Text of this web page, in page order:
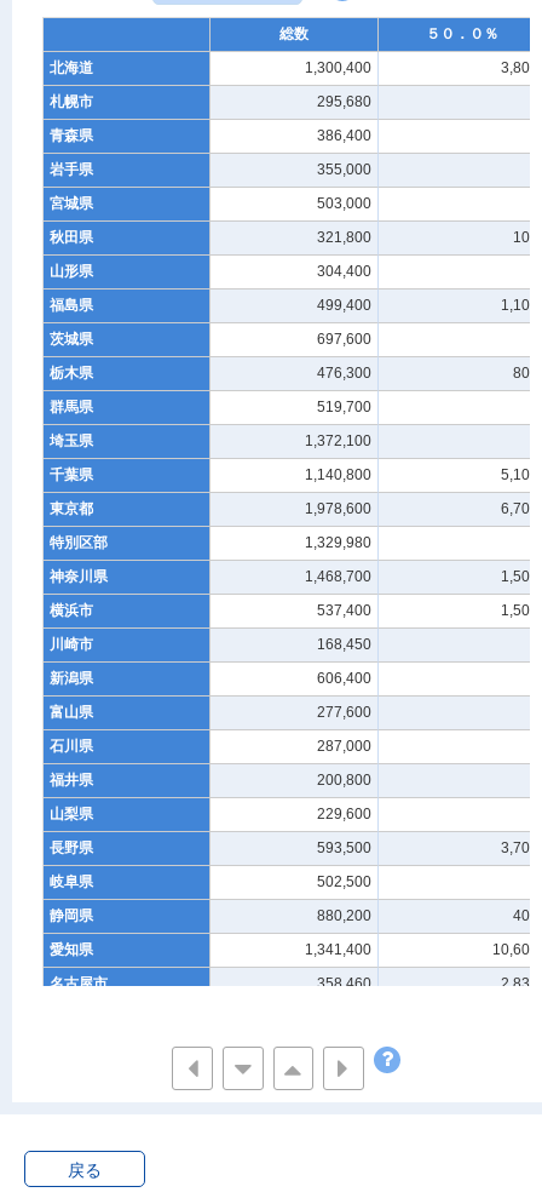
総数
５０．０％
北海道
1,300,400
3,800
札幌市
295,680
青森県
386,400
岩手県
355,000
宮城県
503,000
秋田県
321,800
100
山形県
304,400
福島県
499,400
1,100
茨城県
697,600
栃木県
476,300
800
群馬県
519,700
埼玉県
1,372,100
千葉県
1,140,800
5,100
東京都
1,978,600
6,700
特別区部
1,329,980
神奈川県
1,468,700
1,500
横浜市
537,400
1,500
川崎市
168,450
新潟県
606,400
富山県
277,600
石川県
287,000
福井県
200,800
山梨県
229,600
長野県
593,500
3,700
岐阜県
502,500
静岡県
880,200
400
愛知県
1,341,400
10,600
名古屋市
358,460
2,830
288,400
584,100
大阪府
大阪市
戻る